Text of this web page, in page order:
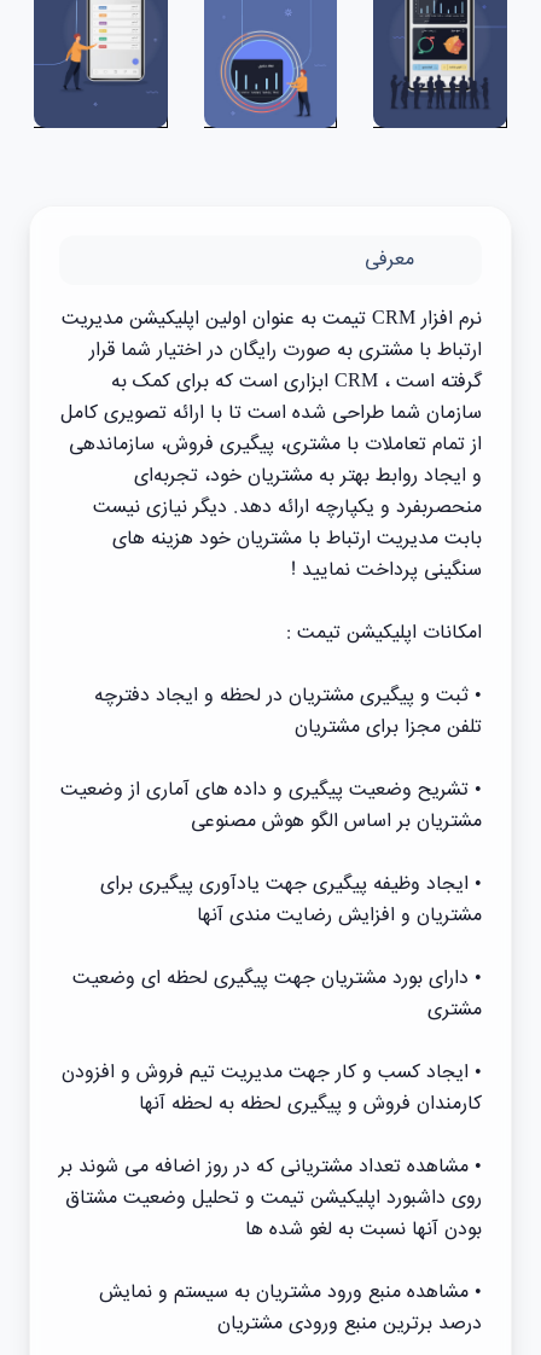
معرفی
نرم افزار CRM تیمت به عنوان اولین اپلیکیشن مدیریت
ارتباط با مشتری به صورت رایگان در اختیار شما قرار
گرفته است ، CRM ابزاری است که برای کمک به
سازمان شما طراحی شده است تا با ارائه تصویری کامل
از تمام تعاملات با مشتری، پیگیری فروش، سازماندهی
و ایجاد روابط بهتر به مشتریان خود، تجربه‌ای
منحصربفرد و یکپارچه ارائه دهد. دیگر نیازی نیست
بابت مدیریت ارتباط با مشتریان خود هزینه های
سنگینی پرداخت نمایید !
امکانات اپلیکیشن تیمت :
• ثبت و پیگیری مشتریان در لحظه و ایجاد دفترچه
تلفن مجزا برای مشتریان
• تشریح وضعیت پیگیری و داده های آماری از وضعیت
مشتریان بر اساس الگو هوش مصنوعی
• ایجاد وظیفه پیگیری جهت یادآوری پیگیری برای
مشتریان و افزایش رضایت مندی آنها
• دارای بورد مشتریان جهت پیگیری لحظه ای وضعیت
مشتری
• ایجاد کسب و کار جهت مدیریت تیم فروش و افزودن
کارمندان فروش و پیگیری لحظه به لحظه آنها
• مشاهده تعداد مشتریانی که در روز اضافه می شوند بر
روی داشبورد اپلیکیشن تیمت و تحلیل وضعیت مشتاق
بودن آنها نسبت به لغو شده ها
• مشاهده منبع ورود مشتریان به سیستم و نمایش
درصد برترین منبع ورودی مشتریان